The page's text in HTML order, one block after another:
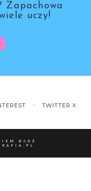
Zapachowa
uczy!
TWITTER X
BĄDŹ